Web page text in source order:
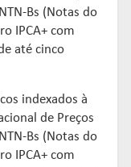
Bs (Notas do
IPCA+ com
até cinco
indexados à
de Preços
Bs (Notas do
IPCA+ com